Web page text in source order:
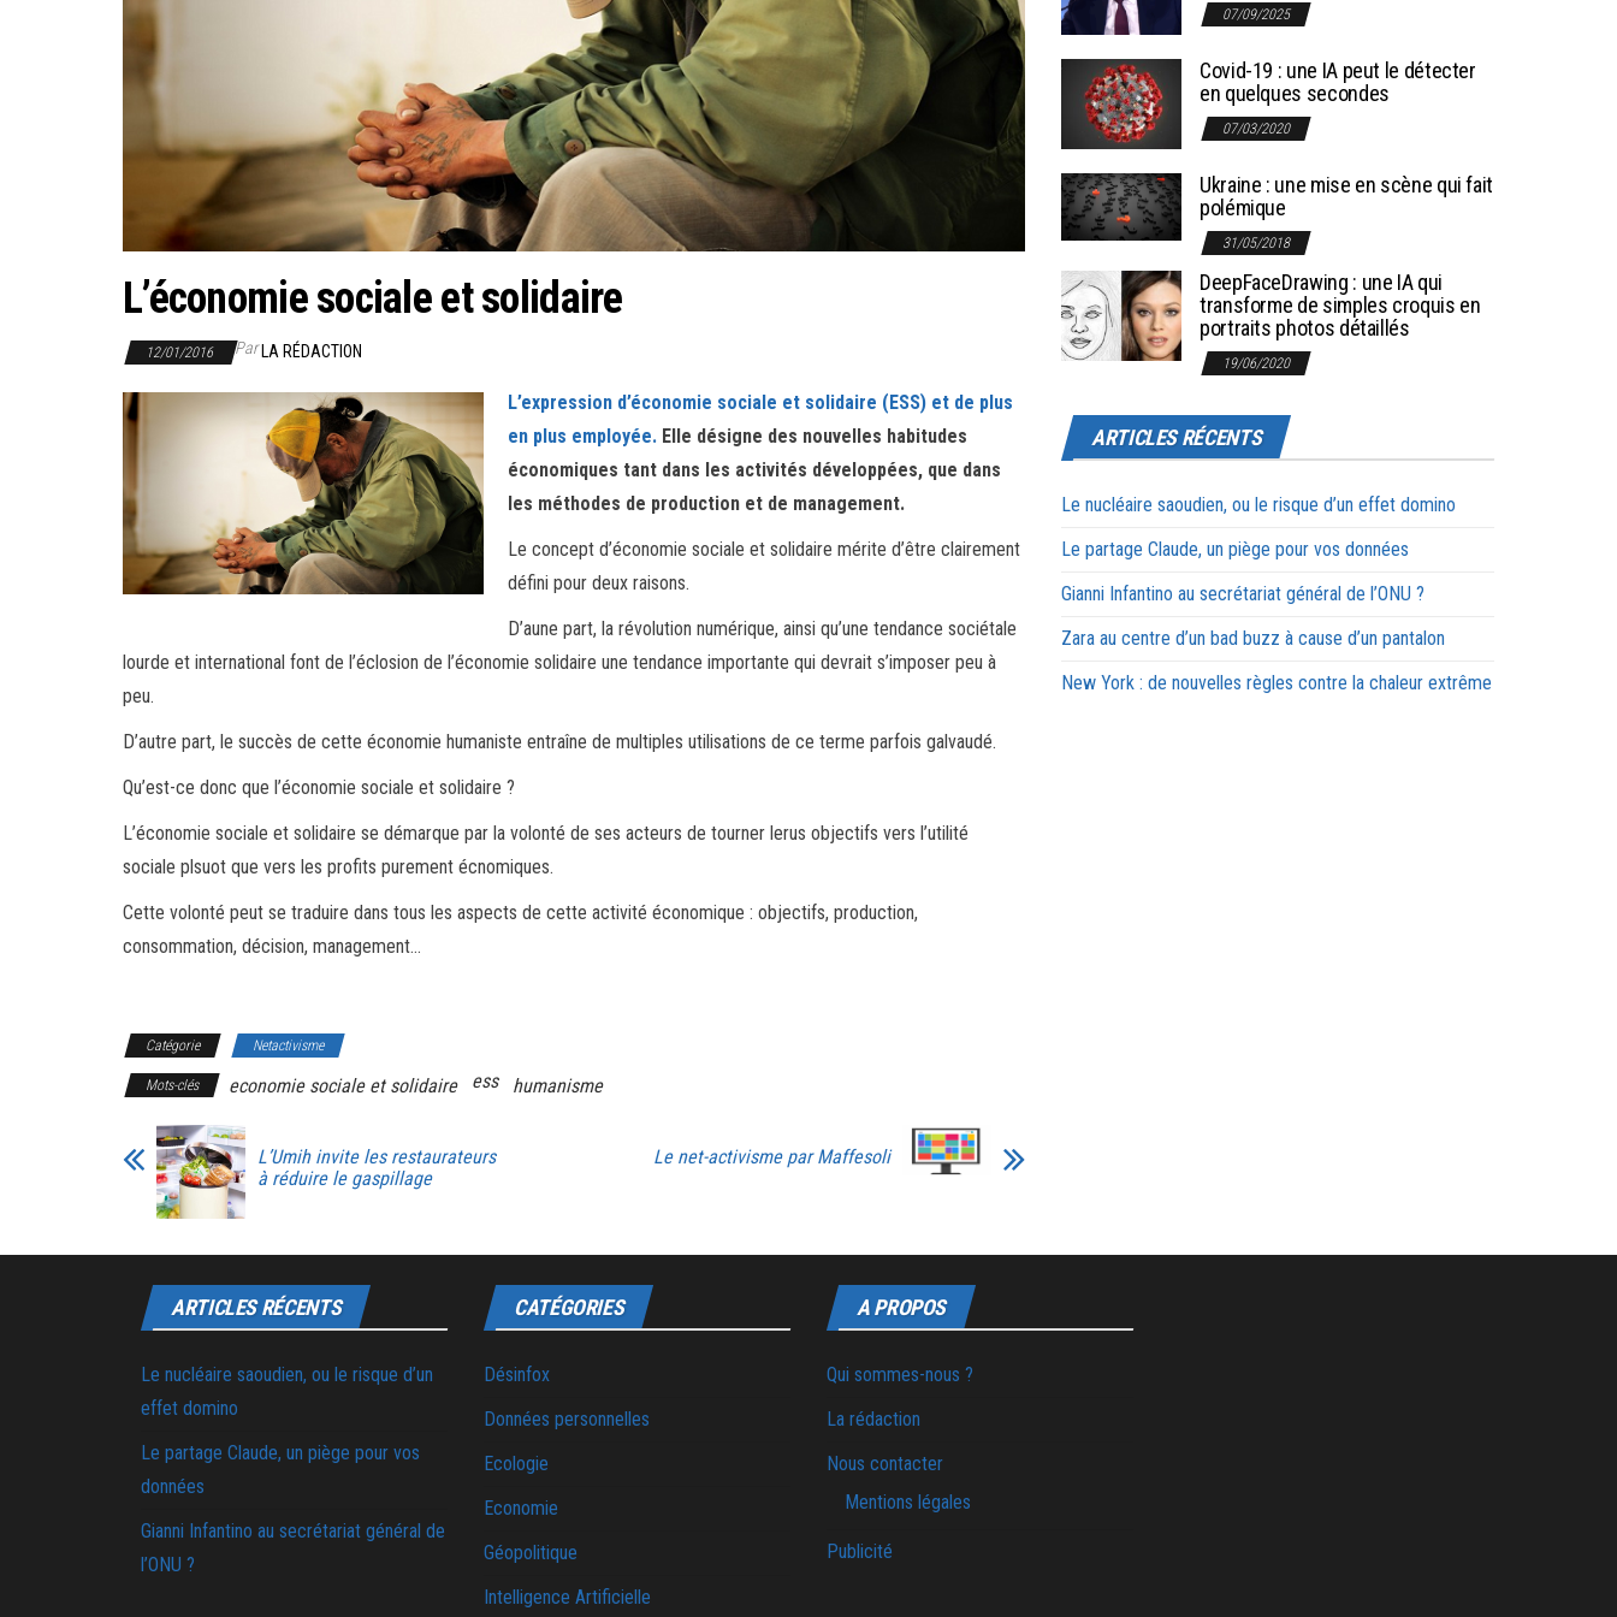
L’économie sociale et solidaire
12/01/2016 ParLA RÉDACTION
L’expression d’économie sociale et solidaire (ESS) et de plus
en plus employée. Elle désigne des nouvelles habitudes
économiques tant dans les activités développées, que dans
les méthodes de production et de management.
Le concept d’économie sociale et solidaire mérite d’être clairement
défini pour deux raisons.
D’aune part, la révolution numérique, ainsi qu’une tendance sociétale
lourde et international font de l’éclosion de l’économie solidaire une tendance importante qui devrait s’imposer peu à
peu.
D’autre part, le succès de cette économie humaniste entraîne de multiples utilisations de ce terme parfois galvaudé.
Qu’est-ce donc que l’économie sociale et solidaire ?
L’économie sociale et solidaire se démarque par la volonté de ses acteurs de tourner lerus objectifs vers l’utilité
sociale plsuot que vers les profits purement écnomiques.
Cette volonté peut se traduire dans tous les aspects de cette activité économique : objectifs, production,
consommation, décision, management…
Catégorie Netactivisme
Mots-clés economie sociale et solidaire ess humanisme
L’Umih invite les restaurateurs
à réduire le gaspillage
Le net-activisme par Maffesoli
07/09/2025
Covid-19 : une IA peut le détecter
en quelques secondes
07/03/2020
Ukraine : une mise en scène qui fait
polémique
31/05/2018
DeepFaceDrawing : une IA qui
transforme de simples croquis en
portraits photos détaillés
19/06/2020
ARTICLES RÉCENTS
Le nucléaire saoudien, ou le risque d’un effet domino
Le partage Claude, un piège pour vos données
Gianni Infantino au secrétariat général de l’ONU ?
Zara au centre d’un bad buzz à cause d’un pantalon
New York : de nouvelles règles contre la chaleur extrême
ARTICLES RÉCENTS
Le nucléaire saoudien, ou le risque d’un
effet domino
Le partage Claude, un piège pour vos
données
Gianni Infantino au secrétariat général de
l’ONU ?
CATÉGORIES
Désinfox
Données personnelles
Ecologie
Economie
Géopolitique
Intelligence Artificielle
A PROPOS
Qui sommes-nous ?
La rédaction
Nous contacter
Mentions légales
Publicité